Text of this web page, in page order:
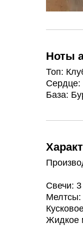
Ноты
Топ:
База:
Свечи:
Мелтсы:
Жидкое